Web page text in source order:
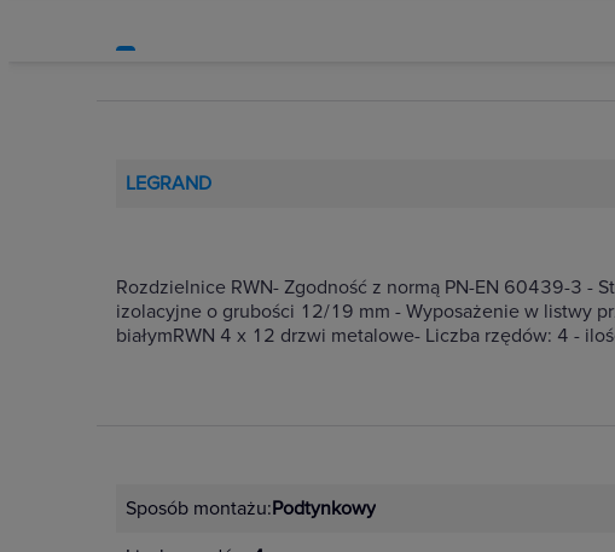
LEGRAND
Rozdzielnice RWN- Zgodność z normą PN-EN 60439-3 -
izolacyjne o grubości 12/19 mm - Wyposażenie w listwy
białymRWN 4 x 12 drzwi metalowe- Liczba rzędów: 4 -
Sposób montażu:Podtynkowy